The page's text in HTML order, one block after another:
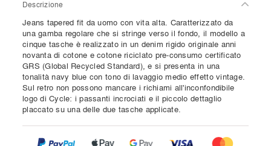
Descrizione
Jeans tapered fit da uomo con vita alta. Caratterizzato da
una gamba regolare che si stringe verso il fondo, il modello a
cinque tasche è realizzato in un denim rigido originale anni
novanta di cotone e cotone riciclato pre-consumo certificato
GRS (Global Recycled Standard), e si presenta in una
tonalità navy blue con tono di lavaggio medio effetto vintage.
Sul retro non possono mancare i richiami all'inconfondibile
logo di Cycle: i passanti incrociati e il piccolo dettaglio
placcato su una delle due tasche applicate.